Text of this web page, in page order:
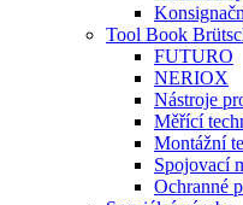
Tool Book
FUTURO
NERIOX
Nástroje
Měřící
Montážní
Spojovací
Ochranné